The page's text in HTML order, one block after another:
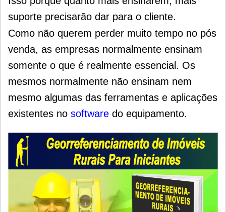
suporte precisarão dar para o cliente.
Como não querem perder muito tempo no pós
venda, as empresas normalmente ensinam
somente o que é realmente essencial. Os
mesmos normalmente não ensinam nem
mesmo algumas das ferramentas e aplicações
existentes no software do equipamento.